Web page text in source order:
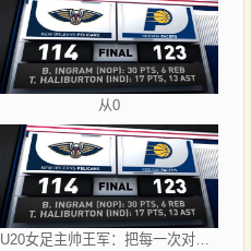
从0